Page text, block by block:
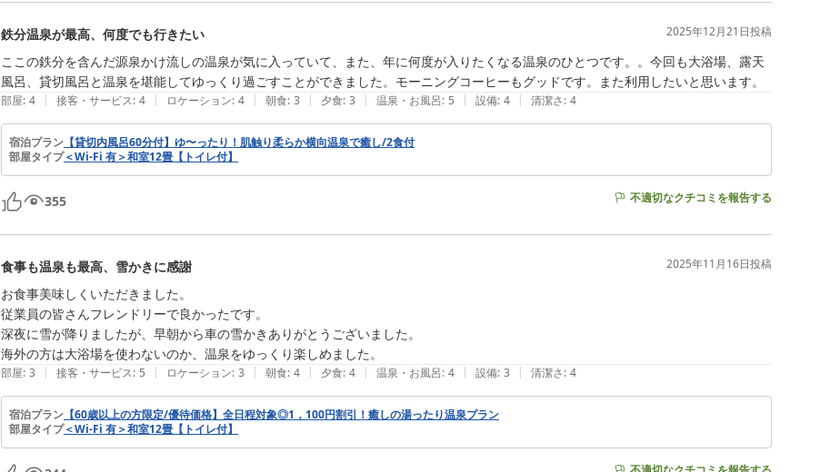
鉄分温泉が最高、何度でも行きたい 2025年12月21日投稿
ここの鉄分を含んだ源泉かけ流しの温泉が気に入っていて、また、年に何度が入りたくなる温泉のひとつです。。今回も大浴場、露天
風呂、貸切風呂と温泉を堪能してゆっくり過ごすことができました。モーニングコーヒーもグッドです。また利用したいと思います。
部屋: 4 | 接客・サービス: 4 | ロケーション: 4 | 朝食: 3 | 夕食: 3 | 温泉・お風呂: 5 | 設備: 4 | 清潔さ: 4
宿泊プラン 【貸切内風呂60分付】ゆ〜ったり！肌触り柔らか横向温泉で癒し/2食付
部屋タイプ＜Wi‐Fi 有＞和室12畳【トイレ付】
355 不適切なクチコミを報告する
食事も温泉も最高、雪かきに感謝 2025年11月16日投稿
お食事美味しくいただきました。
従業員の皆さんフレンドリーで良かったです。
深夜に雪が降りましたが、早朝から車の雪かきありがとうございました。
海外の方は大浴場を使わないのか、温泉をゆっくり楽しめました。
部屋: 3 | 接客・サービス: 5 | ロケーション: 3 | 朝食: 4 | 夕食: 4 | 温泉・お風呂: 4 | 設備: 3 | 清潔さ: 4
宿泊プラン 【60歳以上の方限定/優待価格】全日程対象◎1，100円割引！癒しの湯ったり温泉プラン
部屋タイプ＜Wi‐Fi 有＞和室12畳【トイレ付】